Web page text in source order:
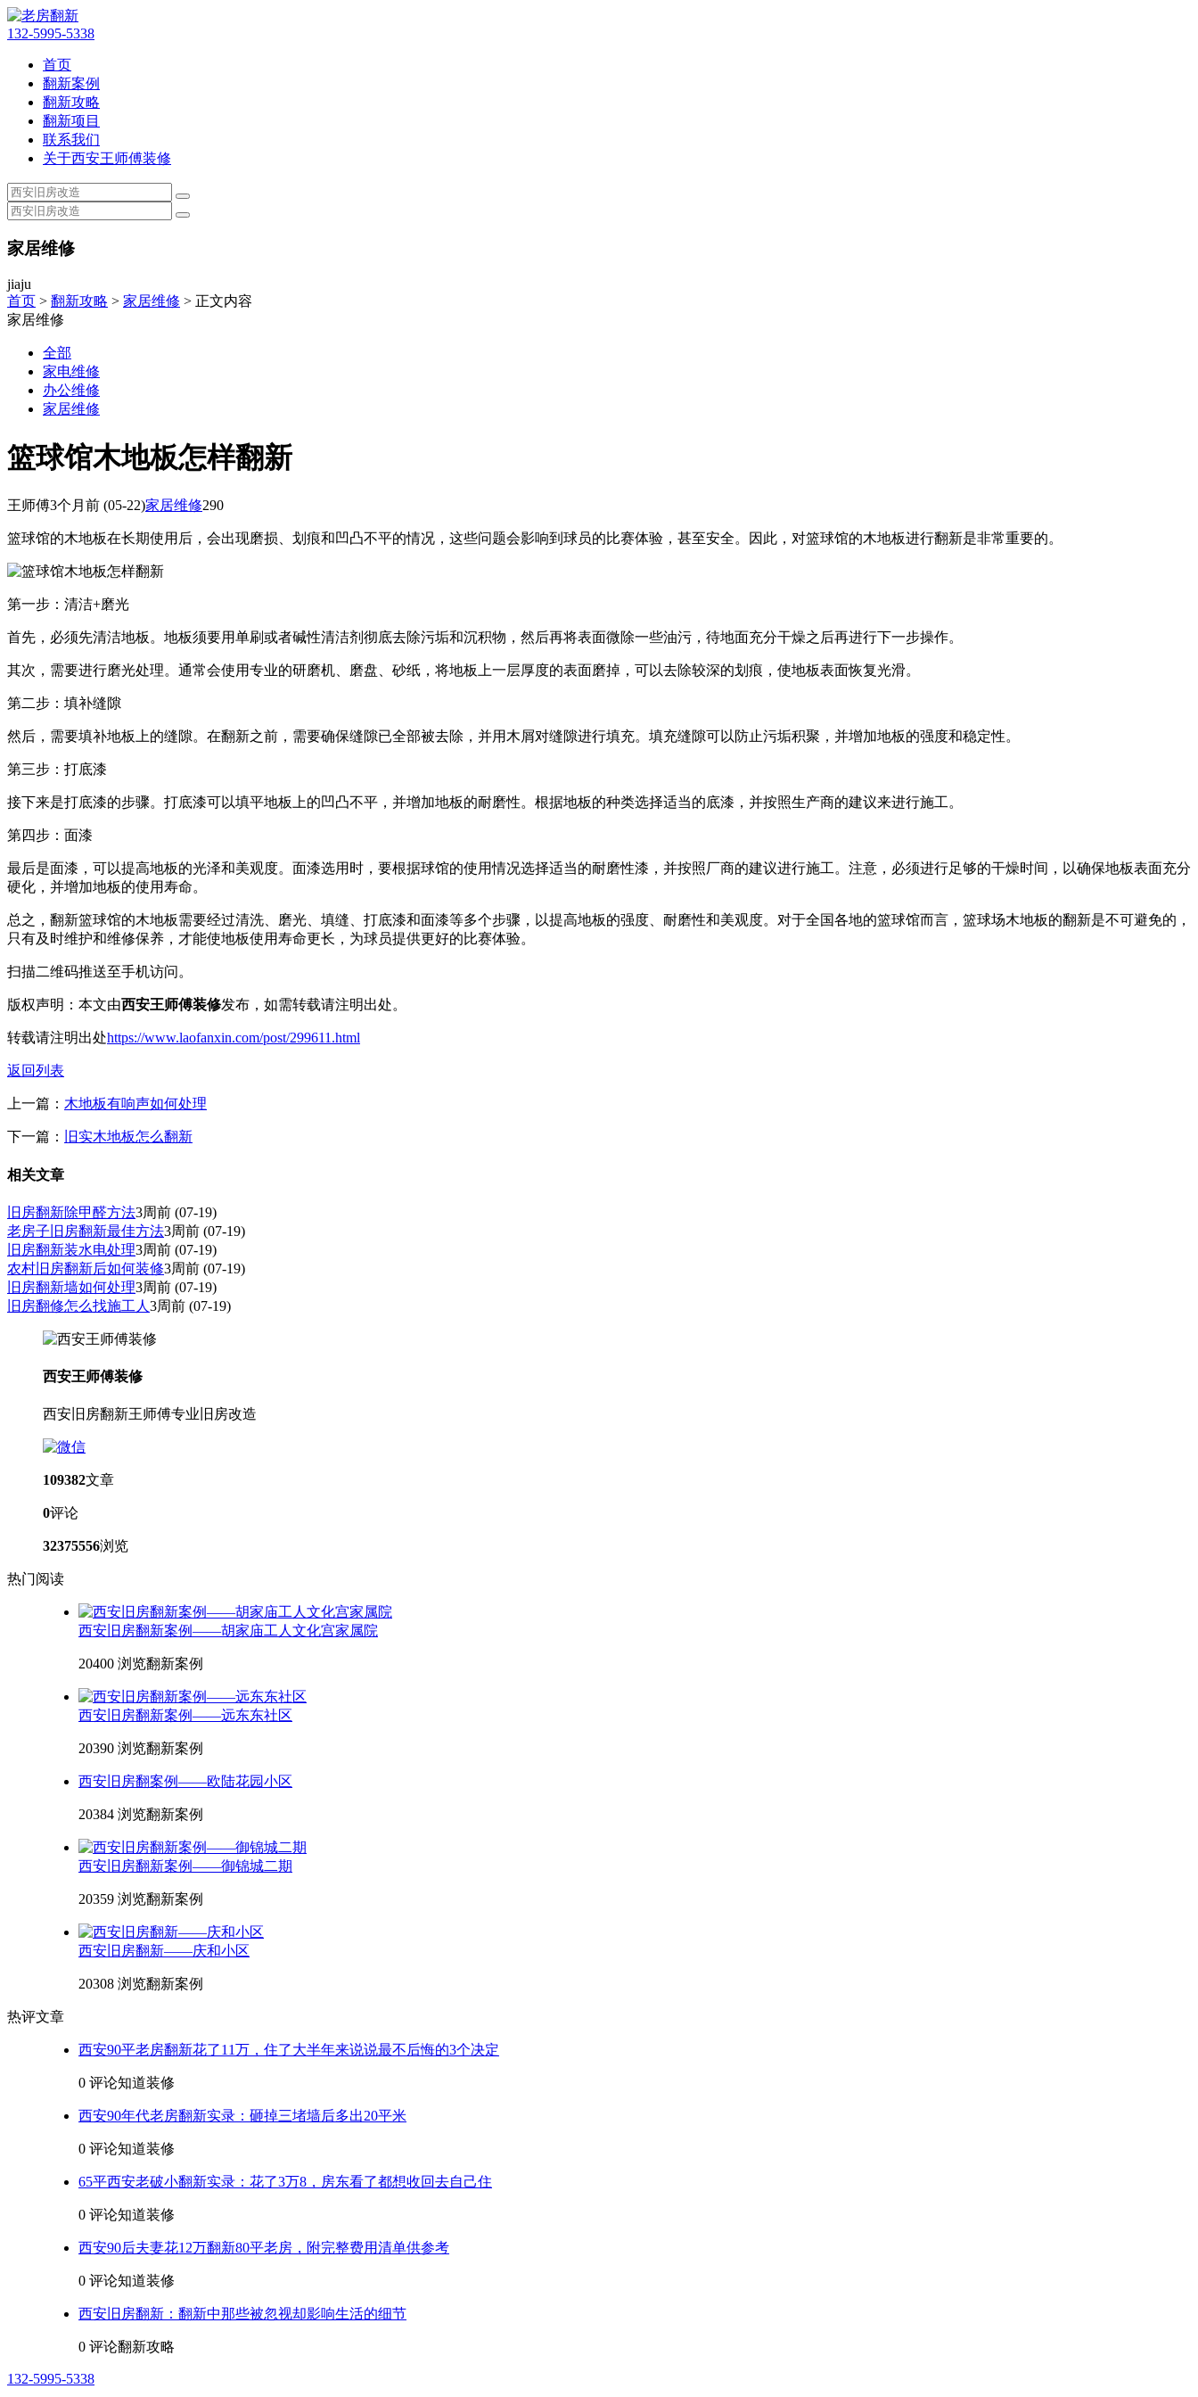
132-5995-5338
首页
翻新案例
翻新攻略
翻新项目
联系我们
关于西安王师傅装修
家居维修
jiaju
首页 > 翻新攻略 > 家居维修 > 正文内容
家居维修
全部
家电维修
办公维修
家居维修
篮球馆木地板怎样翻新
王师傅3个月前 (05-22)家居维修290
篮球馆的木地板在长期使用后，会出现磨损、划痕和凹凸不平的情况，这些问题会影响到球员的比赛体验，甚至安全。因此，对篮球馆的木地板进行翻新是非常重要的。
第一步：清洁+磨光
首先，必须先清洁地板。地板须要用单刷或者碱性清洁剂彻底去除污垢和沉积物，然后再将表面微除一些油污，待地面充分干燥之后再进行下一步操作。
其次，需要进行磨光处理。通常会使用专业的研磨机、磨盘、砂纸，将地板上一层厚度的表面磨掉，可以去除较深的划痕，使地板表面恢复光滑。
第二步：填补缝隙
然后，需要填补地板上的缝隙。在翻新之前，需要确保缝隙已全部被去除，并用木屑对缝隙进行填充。填充缝隙可以防止污垢积聚，并增加地板的强度和稳定性。
第三步：打底漆
接下来是打底漆的步骤。打底漆可以填平地板上的凹凸不平，并增加地板的耐磨性。根据地板的种类选择适当的底漆，并按照生产商的建议来进行施工。
第四步：面漆
最后是面漆，可以提高地板的光泽和美观度。面漆选用时，要根据球馆的使用情况选择适当的耐磨性漆，并按照厂商的建议进行施工。注意，必须进行足够的干燥时间，以确保地板表面充分
硬化，并增加地板的使用寿命。
总之，翻新篮球馆的木地板需要经过清洗、磨光、填缝、打底漆和面漆等多个步骤，以提高地板的强度、耐磨性和美观度。对于全国各地的篮球馆而言，篮球场木地板的翻新是不可避免的，
只有及时维护和维修保养，才能使地板使用寿命更长，为球员提供更好的比赛体验。
扫描二维码推送至手机访问。
版权声明：本文由西安王师傅装修发布，如需转载请注明出处。
转载请注明出处https://www.laofanxin.com/post/299611.html
返回列表
上一篇： 木地板有响声如何处理
下一篇： 旧实木地板怎么翻新
相关文章
旧房翻新除甲醛方法3周前 (07-19)
老房子旧房翻新最佳方法3周前 (07-19)
旧房翻新装水电处理3周前 (07-19)
农村旧房翻新后如何装修3周前 (07-19)
旧房翻新墙如何处理3周前 (07-19)
旧房翻修怎么找施工人 3周前 (07-19)
西安王师傅装修
西安旧房翻新王师傅专业旧房改造
109382文章
0评论
32375556浏览
热门阅读
西安旧房翻新案例——胡家庙工人文化宫家属院
20400 浏览翻新案例
西安旧房翻新案例——远东东社区
20390 浏览翻新案例
西安旧房翻案例——欧陆花园小区
20384 浏览翻新案例
西安旧房翻新案例——御锦城二期
20359 浏览翻新案例
西安旧房翻新——庆和小区
20308 浏览翻新案例
热评文章
西安90平老房翻新花了11万，住了大半年来说说最不后悔的3个决定
0 评论知道装修
西安90年代老房翻新实录：砸掉三堵墙后多出20平米
0 评论知道装修
65平西安老破小翻新实录：花了3万8，房东看了都想收回去自己住
0 评论知道装修
西安90后夫妻花12万翻新80平老房，附完整费用清单供参考
0 评论知道装修
西安旧房翻新：翻新中那些被忽视却影响生活的细节
0 评论翻新攻略
132-5995-5338